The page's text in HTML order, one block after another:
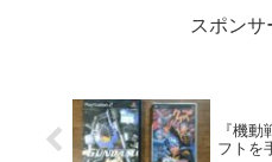
スポンサ
『機
フトを